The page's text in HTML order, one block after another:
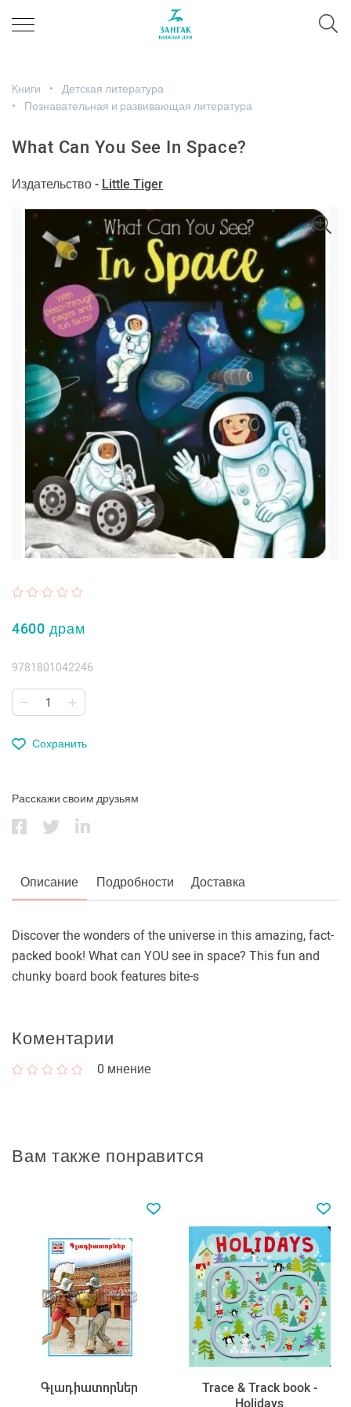
Книги
Детская литература
Познавательная и развивающая литература
What Can You See In Space?
Издательство - Little Tiger
4600 драм
9781801042246
Сохранить
Расскажи своим друзьям
Описание Подробности Доставка
Discover the wonders of the universe in this amazing, fact-
packed book! What can YOU see in space? This fun and
chunky board book features bite-s
Коментарии
0 мнение
Вам также понравится
Գլադիատորներ
Trace & Track book -
Holidays